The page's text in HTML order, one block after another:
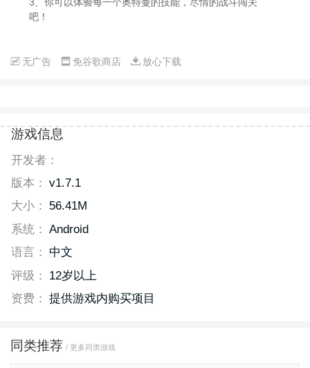
3、你可以体验每一个奥特曼的技能，尽情的战斗闯关
吧！
无广告 免谷歌商店 放心下载
游戏信息
开发者：
版本： v1.7.1
大小：
56.41M
系统： Android
语言：
中文
评级：
12岁以上
资费： 提供游戏内购买项目
同类推荐 / 更多同类游戏